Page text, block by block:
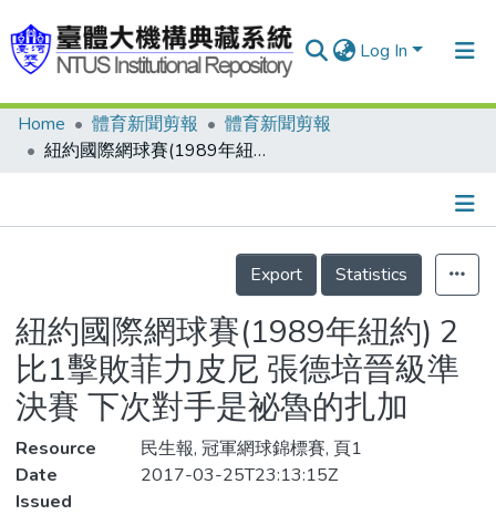
Log In
Communities & Collections
Statistics
Home 體育新聞剪報
體育新聞剪報
紐約國際網球賽(1989年紐約) 2比1擊敗菲力皮尼 張德培晉級準決賽 下次對手是祕魯的扎加
Details
Export
Statistics
紐約國際網球賽(1989年紐約) 2
比1擊敗菲力皮尼 張德培晉級準
決賽 下次對手是祕魯的扎加
Resource
民生報, 冠軍網球錦標賽, 頁1
Date
Issued
2017-03-25T23:13:15Z